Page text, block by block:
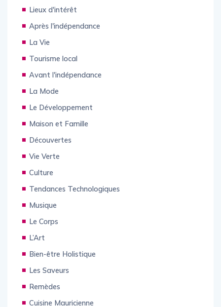
Lieux d'intérêt
Après l'indépendance
La Vie
Tourisme local
Avant l'indépendance
La Mode
Le Développement
Maison et Famille
Découvertes
Vie Verte
Culture
Tendances Technologiques
Musique
Le Corps
L’Art
Bien-être Holistique
Les Saveurs
Remèdes
Cuisine Mauricienne